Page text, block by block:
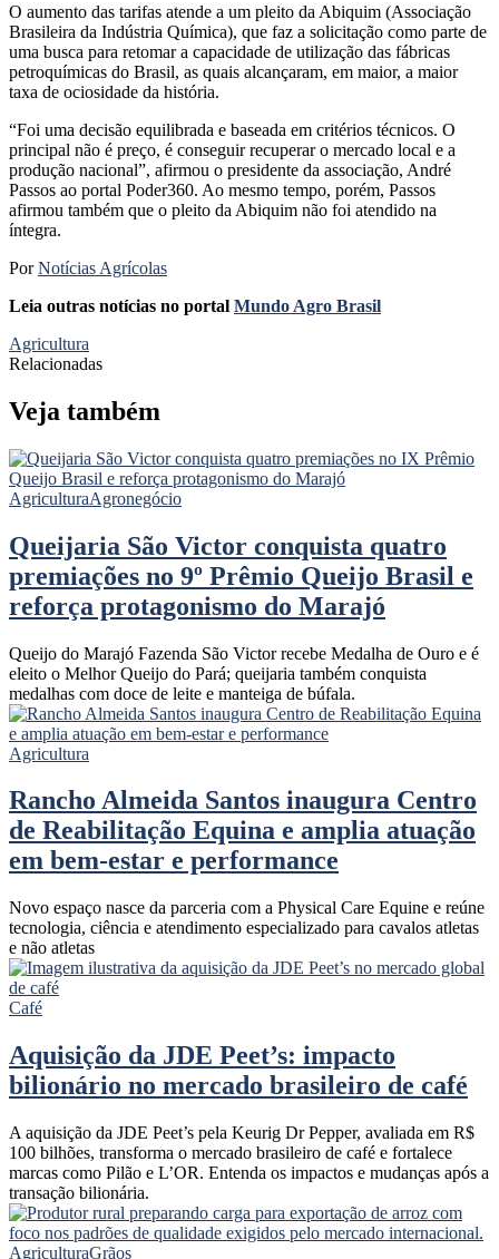
O aumento das tarifas atende a um pleito da Abiquim (Associação
Brasileira da Indústria Química), que faz a solicitação como parte de
uma busca para retomar a capacidade de utilização das fábricas
petroquímicas do Brasil, as quais alcançaram, em maior, a maior
taxa de ociosidade da história.
“Foi uma decisão equilibrada e baseada em critérios técnicos. O
principal não é preço, é conseguir recuperar o mercado local e a
produção nacional”, afirmou o presidente da associação, André
Passos ao portal Poder360. Ao mesmo tempo, porém, Passos
afirmou também que o pleito da Abiquim não foi atendido na
íntegra.
PorNotícias Agrícolas
Leia outras notícias no portal Mundo Agro Brasil
Agricultura
Relacionadas
Veja também
AgriculturaAgronegócio
Queijaria São Victor conquista quatro
premiações no 9º Prêmio Queijo Brasil e
reforça protagonismo do Marajó
Queijo do Marajó Fazenda São Victor recebe Medalha de Ouro e é
eleito o Melhor Queijo do Pará; queijaria também conquista
medalhas com doce de leite e manteiga de búfala.
Agricultura
Rancho Almeida Santos inaugura Centro
de Reabilitação Equina e amplia atuação
em bem-estar e performance
Novo espaço nasce da parceria com a Physical Care Equine e reúne
tecnologia, ciência e atendimento especializado para cavalos atletas
e não atletas
Café
Aquisição da JDE Peet’s: impacto
bilionário no mercado brasileiro de café
A aquisição da JDE Peet’s pela Keurig Dr Pepper, avaliada em R$
100 bilhões, transforma o mercado brasileiro de café e fortalece
marcas como Pilão e L’OR. Entenda os impactos e mudanças após a
transação bilionária.
AgriculturaGrãos